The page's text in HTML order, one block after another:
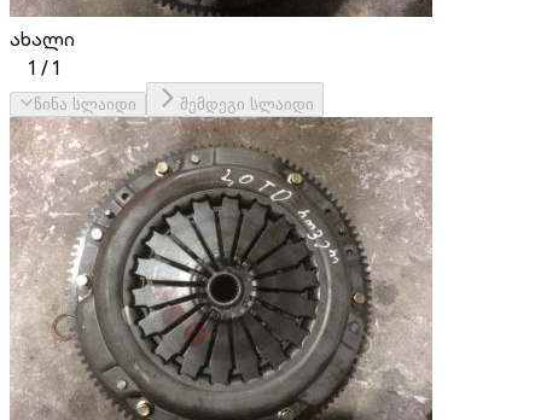
ახალი
1 /1
წინა სლაიდი შემდეგი სლაიდი